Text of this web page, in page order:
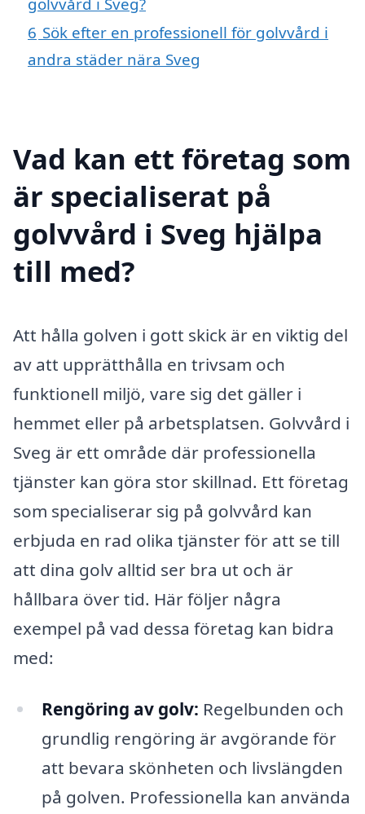
6 Sök efter en professionell för golvvård i
andra städer nära Sveg
Vad kan ett företag som
är specialiserat på
golvvård i Sveg hjälpa
till med?
Att hålla golven i gott skick är en viktig del
av att upprätthålla en trivsam och
funktionell miljö, vare sig det gäller i
hemmet eller på arbetsplatsen. Golvvård i
Sveg är ett område där professionella
tjänster kan göra stor skillnad. Ett företag
som specialiserar sig på golvvård kan
erbjuda en rad olika tjänster för att se till
att dina golv alltid ser bra ut och är
hållbara över tid. Här följer några
exempel på vad dessa företag kan bidra
med:
Rengöring av golv: Regelbunden och
grundlig rengöring är avgörande för
att bevara skönheten och livslängden
på golven. Professionella kan använda